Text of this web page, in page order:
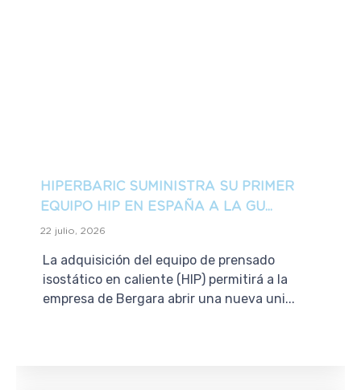
HIPERBARIC SUMINISTRA SU PRIMER
EQUIPO HIP EN ESPAÑA A LA GU...
22 julio, 2026
La adquisición del equipo de prensado
isostático en caliente (HIP) permitirá a la
empresa de Bergara abrir una nueva uni...